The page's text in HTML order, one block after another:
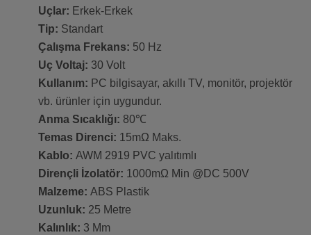
Uçlar: Erkek-Erkek
Tip: Standart
Çalışma Frekans: 50 Hz
Uç Voltaj: 30 Volt
Kullanım: PC bilgisayar, akıllı TV, monitör, projektör
vb. ürünler için uygundur.
Anma Sıcaklığı: 80℃
Temas Direnci: 15mΩ Maks.
Kablo: AWM 2919 PVC yalıtımlı
Dirençli İzolatör: 1000mΩ Min @DC 500V
Malzeme: ABS Plastik
Uzunluk: 25 Metre
Kalınlık: 3 Mm